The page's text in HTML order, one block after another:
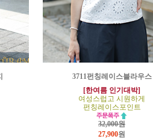
3711펀칭레이스블라우스
[한여름 인기대박]
여성스럽고 시원하게
펀칭레이스포인트
32,000원
27,900원